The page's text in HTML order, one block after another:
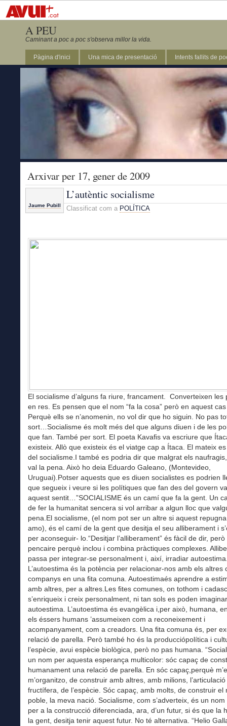
A PEU
Caminant a poc a poc s'observa millor la vida.
Pàgina d'inici Una mica de presentació Intents fallits de
Arxivar per 17, gener de 2009
Jaume Pubill
L’autèntic socialisme
Classificat com a POLÍTICA
El socialisme d’alguns fa riure, francament. Converteixen les
en res. Es pensen que el nom “fa la cosa” però en aquest
Perquè ells se n’anomenin, no vol dir que ho siguin. No pas
sort…Socialisme és molt més del que alguns diuen i de les
que fan. També per sort. El poeta Kavaﬁs va escriure que
existeix. Allò que existeix és el viatge cap a Ítaca. El mateix
del socialisme.I també es podria dir que malgrat els
val la pena. Això ho deia Eduardo Galeano, (Montevideo,
Uruguai).Potser aquests que es diuen socialistes es podrien
que segueix i veure si les polítiques que fan des del govern
aquest sentit…”SOCIALISME és un camí que fa la gent. Un
de fer la humanitat sencera si vol arribar a algun lloc que
pena.El socialisme, (el nom pot ser un altre si aquest
amo), és el camí de la gent que desitja el seu alliberament i
per aconseguir- lo.“Desitjar l’alliberament” és fàcil de dir,
pencaire perquè inclou i combina pràctiques complexes.
passa per integrar-se personalment i, així, irradiar
L’autoestima és la potència per relacionar-nos amb els altres
companys en una ﬁta comuna. Autoestimaés aprendre a
amb altres, per a altres.Les ﬁtes comunes, on tothom i
s’enriqueix i creix personalment, ni tan sols es poden
autoestima. L’autoestima és evangèlica i,per això, humana,
els éssers humans ’assumeixen com a reconeixement i
acompanyament, com a creadors. Una ﬁta comuna és, per
relació de parella. Però també ho és la producciópolítica i
l’espècie, avui espècie biològica, però no pas humana.
un nom per aquesta esperança multicolor: sóc capaç de
humanament una relació de parella. En sóc capaç,perquè
m’organitzo, de construir amb altres, amb milions,
fructífera, de l’espècie. Sóc capaç, amb molts, de construir el
poble, la meva nació. Socialisme, com s’adverteix, és un
per a la construcció diferenciada, ara, d’un futur, si és que la
la gent, desitja tenir aquest futur. No té alternativa. “Helio